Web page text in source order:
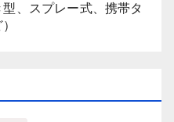
、スプレー式、携帯タ